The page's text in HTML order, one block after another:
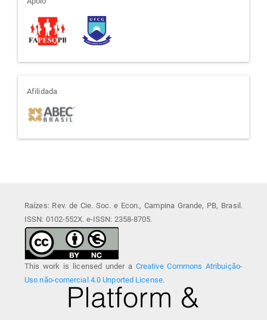
afiliada
Afilidada
Raízes: Rev. de Cie. Soc. e Econ., Campina Grande, PB, Brasil.
ISSN: 0102-552X. e-ISSN: 2358-8705.
This work is licensed under a Creative Commons Atribuição-
Uso não-comercial 4.0 Unported License.